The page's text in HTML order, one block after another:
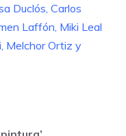
Duclós, Carlos
Laffón, Miki Leal
Melchor Ortiz y